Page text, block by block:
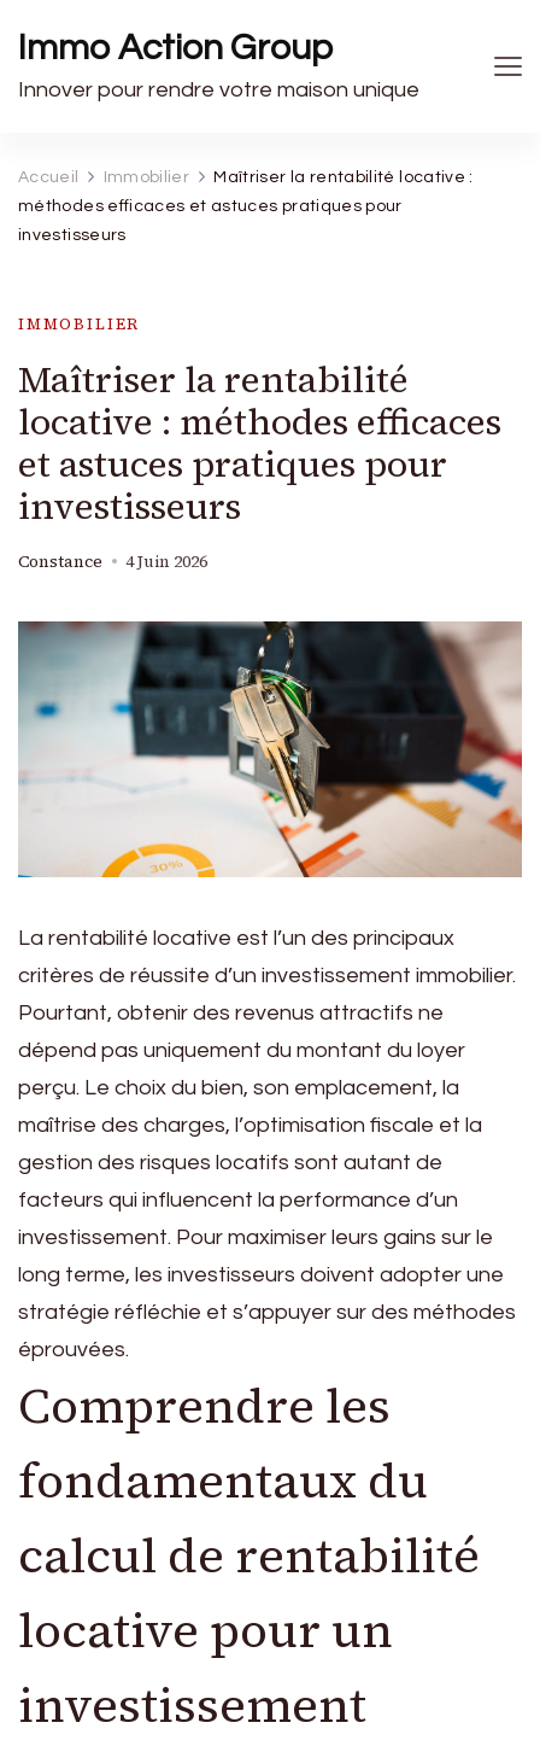
Immo Action Group
Innover pour rendre votre maison unique
Accueil Immobilier
Maîtriser la rentabilité locative :
méthodes efficaces et astuces pratiques pour
investisseurs
IMMOBILIER
Maîtriser la rentabilité
locative : méthodes efficaces
et astuces pratiques pour
investisseurs
Constance 4 Juin 2026
La rentabilité locative est l’un des principaux
critères de réussite d’un investissement immobilier.
Pourtant, obtenir des revenus attractifs ne
dépend pas uniquement du montant du loyer
perçu. Le choix du bien, son emplacement, la
maîtrise des charges, l’optimisation fiscale et la
gestion des risques locatifs sont autant de
facteurs qui influencent la performance d’un
investissement. Pour maximiser leurs gains sur le
long terme, les investisseurs doivent adopter une
stratégie réfléchie et s’appuyer sur des méthodes
éprouvées.
Comprendre les
fondamentaux du
calcul de rentabilité
locative pour un
investissement